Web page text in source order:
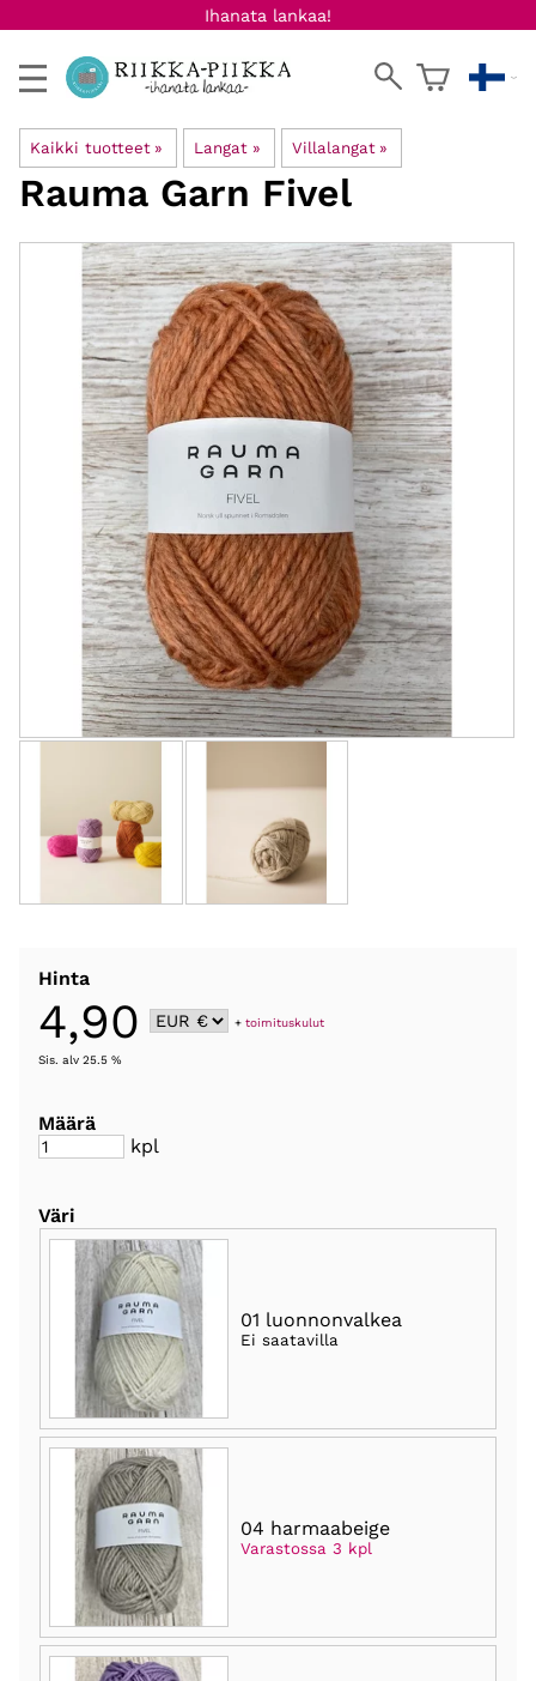
Ihanata lankaa!
Kaikki tuotteet ‪» Langat ‪» Villalangat ‪»
Rauma Garn Fivel
Hinta
4,90 +toimituskulut
Sis. alv 25.5 %
Määrä
kpl
Väri
01 luonnonvalkea
Ei saatavilla
04 harmaabeige
Varastossa 3 kpl